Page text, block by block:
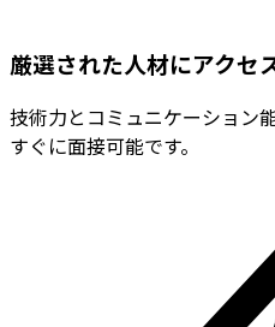
厳選された人材にアクセ
技術力とコミュニケーション
すぐに面接可能です。